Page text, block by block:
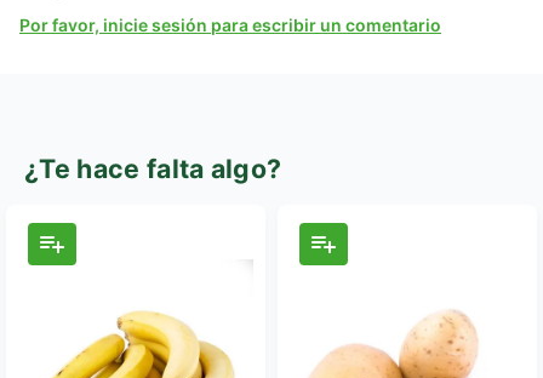
Por favor, inicie sesión para escribir un comentario
¿Te hace falta algo?